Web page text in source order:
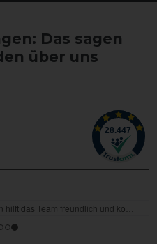
Das sagen
über uns